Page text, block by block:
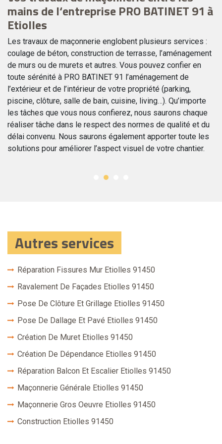
mains de l‘entreprise PRO BATINET 91 à
Etiolles
Les travaux de maçonnerie englobent plusieurs services :
coulage de béton, construction de terrasse, l’aménagement
de murs ou de murets et autres. Vous pouvez confier en
toute sérénité à PRO BATINET 91 l’aménagement de
l’extérieur et de l’intérieur de votre propriété (parking,
piscine, clôture, salle de bain, cuisine, living…). Qu’importe
les tâches que vous nous confierez, nous saurons chaque
réaliser tâche dans le respect des normes de qualité et du
délai convenu. Nous saurons également apporter toute les
solutions pour améliorer l’aspect visuel de votre chantier.
Autres services
Réparation Fissures Mur Etiolles 91450
Ravalement De Façades Etiolles 91450
Pose De Clôture Et Grillage Etiolles 91450
Pose De Dallage Et Pavé Etiolles 91450
Création De Muret Etiolles 91450
Création De Dépendance Etiolles 91450
Réparation Balcon Et Escalier Etiolles 91450
Maçonnerie Générale Etiolles 91450
Maçonnerie Gros Oeuvre Etiolles 91450
Construction Etiolles 91450